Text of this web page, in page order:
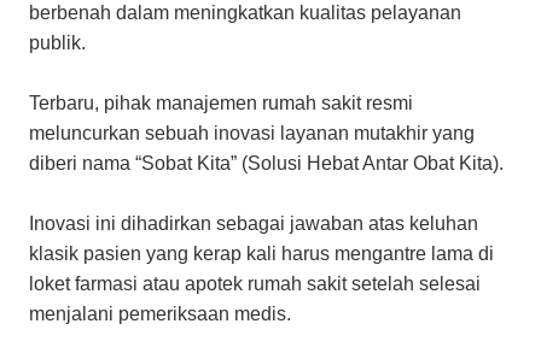
berbenah dalam meningkatkan kualitas pelayanan
publik.
Terbaru, pihak manajemen rumah sakit resmi
meluncurkan sebuah inovasi layanan mutakhir yang
diberi nama “Sobat Kita” (Solusi Hebat Antar Obat Kita).
​Inovasi ini dihadirkan sebagai jawaban atas keluhan
klasik pasien yang kerap kali harus mengantre lama di
loket farmasi atau apotek rumah sakit setelah selesai
menjalani pemeriksaan medis.